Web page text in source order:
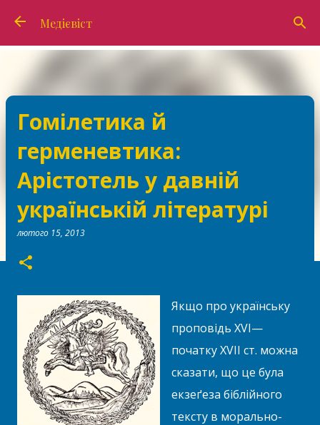
Перейти до основного вмісту
Медієвіст
Гомілетика й
герменевтика:
Арістотель у давній
українській літературі
лютого 15, 2013
Якщо про українську
проповідь XVI—
початку XVII ст. можна
сказати, що це була
екзеґеза біблійного
тексту в морально-